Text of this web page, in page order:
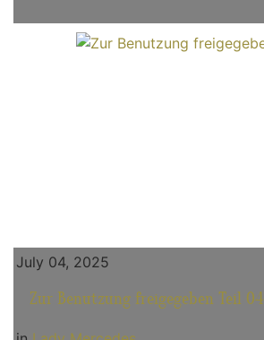
July 04, 2025
Zur Benutzung freigegeben Teil 04